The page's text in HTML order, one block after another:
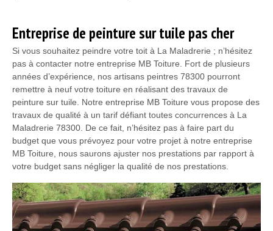
Entreprise de peinture sur tuile pas cher
Si vous souhaitez peindre votre toit à La Maladrerie ; n’hésitez
pas à contacter notre entreprise MB Toiture. Fort de plusieurs
années d’expérience, nos artisans peintres 78300 pourront
remettre à neuf votre toiture en réalisant des travaux de
peinture sur tuile. Notre entreprise MB Toiture vous propose des
travaux de qualité à un tarif défiant toutes concurrences à La
Maladrerie 78300. De ce fait, n’hésitez pas à faire part du
budget que vous prévoyez pour votre projet à notre entreprise
MB Toiture, nous saurons ajuster nos prestations par rapport à
votre budget sans négliger la qualité de nos prestations.